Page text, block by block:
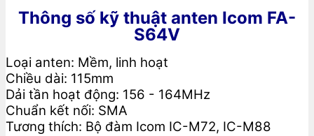
Thông số kỹ thuật anten Icom FA-
S64V
Loại anten: Mềm, linh hoạt
Chiều dài: 115mm
Dải tần hoạt động: 156 - 164MHz
Chuẩn kết nối: SMA
Tương thích: Bộ đàm Icom IC-M72, IC-M88